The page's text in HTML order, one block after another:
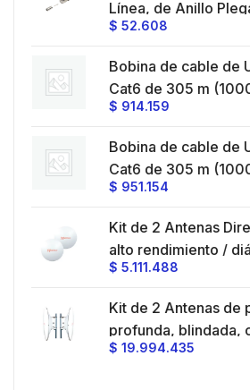
Línea, de Anillo
RG-58/U, RG-142/U,
$52.608
Bobina de cable de
Cat6 de 305 m
Cobre, PVC ROHS,
Aplicaciones de
$914.159
Bobina de cable de
Cat6 de 305 m
Cobre, LDPE
Exterior, Para
Datos y Video
$951.154
Kit de 2 Antenas
alto rendimiento /
/ 4.9-6.4 GHz /
km / Conector N-
jumpers incluidos.
$5.111.488
Kit de 2 Antenas de
profunda, blindada,
ruido de 4 ft, 5.9-7.2
$19.994.435